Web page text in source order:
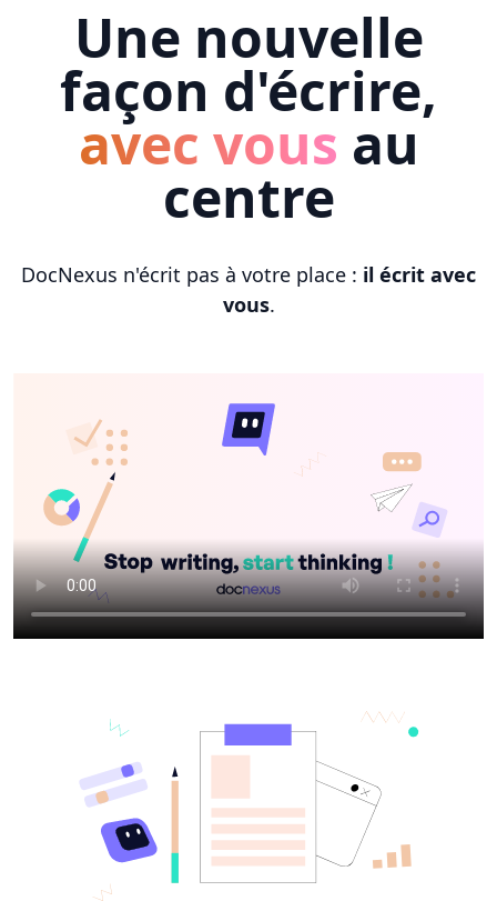
Une nouvelle
façon d'écrire,
avec vous au
centre
DocNexus n'écrit pas à votre place : il écrit avec
vous.